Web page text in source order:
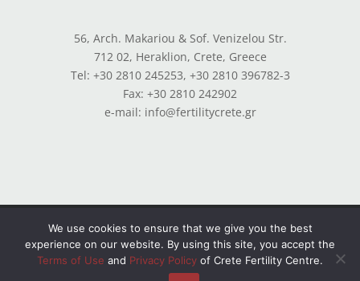
56, Arch. Makariou & Sof. Venizelou Str.
712 02, Heraklion, Crete, Greece
Tel: +30 2810 245253, +30 2810 396782-3
Fax: +30 2810 242902
e-mail: info@fertilitycrete.gr
Terms of use –Privacy Policy– Balance Sheets
© Copyright 2026 All Rights Reserved. Powered by
OpenIT
We use cookies to ensure that we give you the best
experience on our website. By using this site, you accept the
Terms of Use and Privacy Policy of Crete Fertility Centre.